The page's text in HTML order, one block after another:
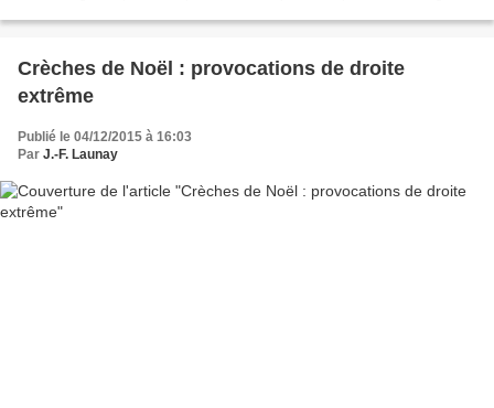
Crèches de Noël : provocations de droite
extrême
Publié le 04/12/2015 à 16:03
Par J.-F. Launay